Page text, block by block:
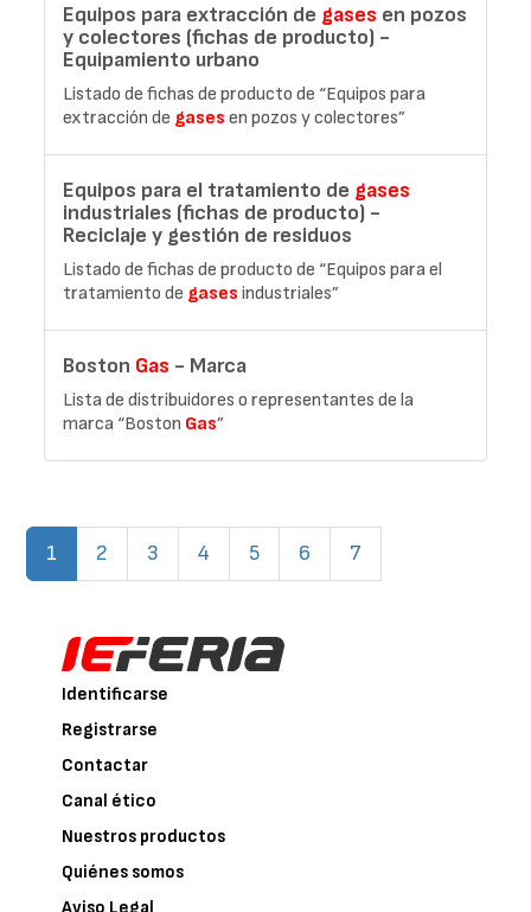
Equipos para extracción de gases en pozos
y colectores (fichas de producto) -
Equipamiento urbano
Listado de fichas de producto de “Equipos para
extracción de gases en pozos y colectores”
Equipos para el tratamiento de gases
industriales (fichas de producto) -
Reciclaje y gestión de residuos
Listado de fichas de producto de “Equipos para el
tratamiento de gases industriales”
Boston Gas - Marca
Lista de distribuidores o representantes de la
marca “Boston Gas”
1 (current)
2 3 4 5 6 7
Identificarse
Registrarse
Contactar
Canal ético
Nuestros productos
Quiénes somos